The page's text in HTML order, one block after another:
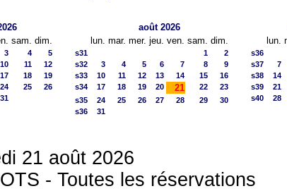
sam. dim.
3 4
5
10 11
12
17 18
19
24 25
26
31
août 2026
lun. mar. mer. jeu. ven. sam. dim.
s31 1
2
s32
3 4 5 6 7 8
9
s33
10 11 12 13 14 15
16
s34
17 18 19 20 21 22
23
s35
24 25 26 27 28 29
30
s36
31
lun.
s36
s37
7
s38
14
s39
21
s40
28
21 août 2026
- Toutes les réservations